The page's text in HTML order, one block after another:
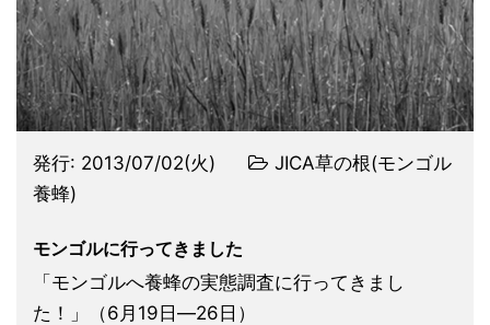
発行: 2013/07/02(火)
JICA草の根(モンゴル
養蜂)
モンゴルに行ってきました
「モンゴルへ養蜂の実態調査に行ってきまし
た！」（6月19日―26日）